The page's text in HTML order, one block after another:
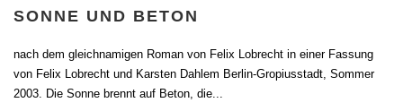
SONNE UND BETON
nach dem gleichnamigen Roman von Felix Lobrecht in einer Fassung
von Felix Lobrecht und Karsten Dahlem Berlin-Gropiusstadt, Sommer
2003. Die Sonne brennt auf Beton, die...